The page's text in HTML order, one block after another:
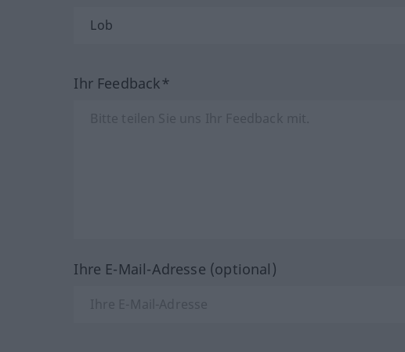
Ihr Feedback*
Ihre E-Mail-Adresse (optional)